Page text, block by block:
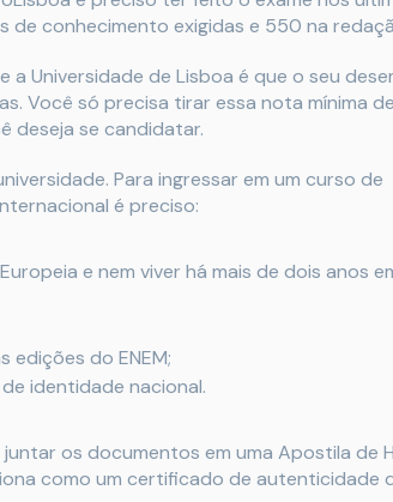
de conhecimento exigidas e 550 na
e a Universidade de Lisboa é que o seu
Você só precisa tirar essa nota mínima
deseja se candidatar.
Para ingressar em um curso de
é preciso:
e nem viver há mais de dois anos
edições do ENEM;
identidade nacional.
os documentos em uma Apostila de
como um certificado de autenticidade